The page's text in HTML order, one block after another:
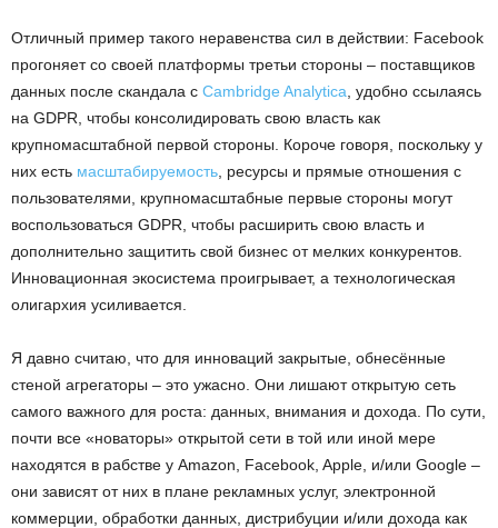
Отличный пример такого неравенства сил в действии: Facebook
прогоняет со своей платформы третьи стороны – поставщиков
данных после скандала с Cambridge Analytica , удобно ссылаясь
на GDPR, чтобы консолидировать свою власть как
крупномасштабной первой стороны. Короче говоря, поскольку у
них есть масштабируемость , ресурсы и прямые отношения с
пользователями, крупномасштабные первые стороны могут
воспользоваться GDPR, чтобы расширить свою власть и
дополнительно защитить свой бизнес от мелких конкурентов.
Инновационная экосистема проигрывает, а технологическая
олигархия усиливается.
Я давно считаю, что для инноваций закрытые, обнесённые
стеной агрегаторы – это ужасно. Они лишают открытую сеть
самого важного для роста: данных, внимания и дохода. По сути,
почти все «новаторы» открытой сети в той или иной мере
находятся в рабстве у Amazon, Facebook, Apple, и/или Google –
они зависят от них в плане рекламных услуг, электронной
коммерции, обработки данных, дистрибуции и/или дохода как